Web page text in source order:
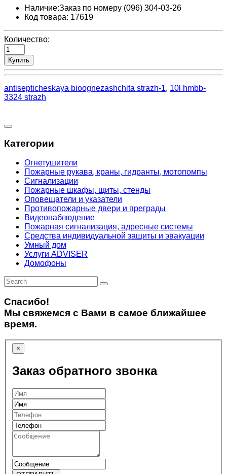
Наличие:Заказ по номеру (096) 304-03-26
Код товара: 17619
Количество:
Купить
antisepticheskaya bioognezashchita strazh-1, 10l hmbb-
3324 strazh
Категории
Огнетушители
Пожарные рукава, краны, гидранты, мотопомпы
Сигнализации
Пожарные шкафы, щиты, стенды
Оповещатели и указатели
Противопожарные двери и преграды
Видеонаблюдение
Пожарная сигнализация, адресные системы
Средства индивидуальной защиты и эвакуации
Умный дом
Услуги ADVISER
Домофоны
Спасибо!
Мы свяжемся с Вами в самое ближайшее
время.
×
Заказ обратного звонка